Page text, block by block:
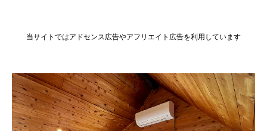
当サイトではアドセンス広告やアフリエイト広告を利用しています